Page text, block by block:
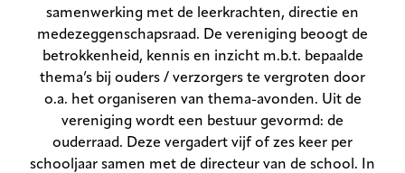
samenwerking met de leerkrachten, directie en
medezeggenschapsraad. De vereniging beoogt de
betrokkenheid, kennis en inzicht m.b.t. bepaalde
thema’s bij ouders / verzorgers te vergroten door
o.a. het organiseren van thema-avonden. Uit de
vereniging wordt een bestuur gevormd: de
ouderraad. Deze vergadert vijf of zes keer per
schooljaar samen met de directeur van de school. In